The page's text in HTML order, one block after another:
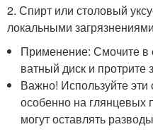
2. Спирт или столовый
локальными
Применение: Смочите в
ватный диск и протрите
Важно! Используйте эти
особенно на глянцевых
могут оставлять